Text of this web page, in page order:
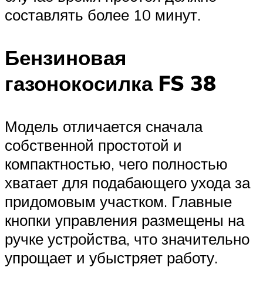
составлять более 10 минут.
Бензиновая
газонокосилка FS 38
Модель отличается сначала
собственной простотой и
компактностью, чего полностью
хватает для подабающего ухода за
придомовым участком. Главные
кнопки управления размещены на
ручке устройства, что значительно
упрощает и убыстряет работу.